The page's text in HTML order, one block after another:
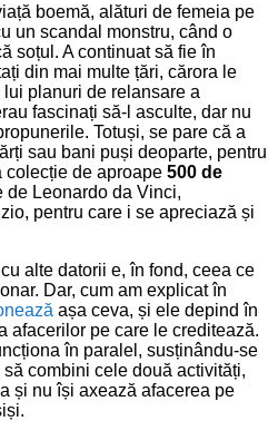
boemă, alături de femeia pe
un scandal monstru, când o
soțul. A continuat să fie în
din mai multe țări, cărora le
planuri de relansare a
fascinați să-l asculte, dar nu
Totuși, se pare că a
sau bani puși deoparte, pentru
colecție de aproape 500 de
de Leonardo da Vinci,
pentru care i se apreciază și
alte datorii e, în fond, ceea ce
Dar, cum am explicat în
așa ceva, și ele depind în
afacerilor pe care le creditează.
în paralel, susținându-se
combini cele două activități,
și nu își axează afacerea pe